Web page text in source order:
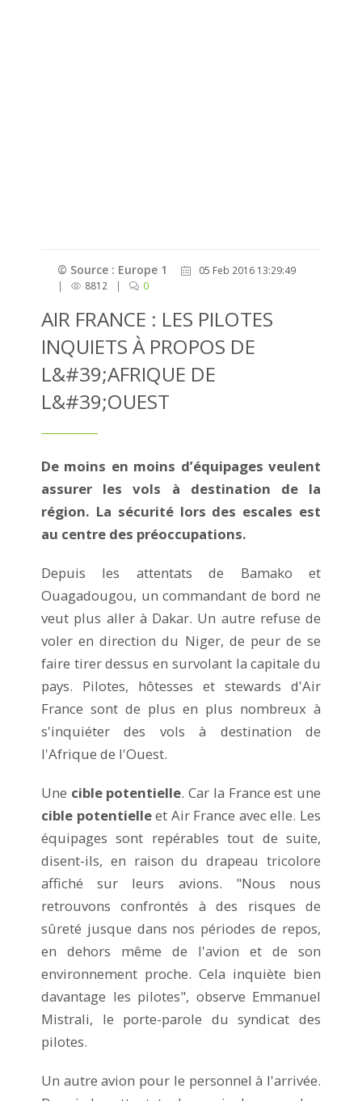
© Source : Europe 1
05 Feb 2016 13:29:49
|
8812 | 0
AIR FRANCE : LES PILOTES
INQUIETS À PROPOS DE
L&#39;AFRIQUE DE
L&#39;OUEST
De moins en moins d’équipages veulent
assurer les vols à destination de la
région. La sécurité lors des escales est
au centre des préoccupations.
Depuis les attentats de Bamako et
Ouagadougou, un commandant de bord ne
veut plus aller à Dakar. Un autre refuse de
voler en direction du Niger, de peur de se
faire tirer dessus en survolant la capitale du
pays. Pilotes, hôtesses et stewards d'Air
France sont de plus en plus nombreux à
s'inquiéter des vols à destination de
l'Afrique de l'Ouest.
Une cible potentielle. Car la France est une
cible potentielleet Air France avec elle. Les
équipages sont repérables tout de suite,
disent-ils, en raison du drapeau tricolore
affiché sur leurs avions. "Nous nous
retrouvons confrontés à des risques de
sûreté jusque dans nos périodes de repos,
en dehors même de l'avion et de son
environnement proche. Cela inquiète bien
davantage les pilotes", observe Emmanuel
Mistrali, le porte-parole du syndicat des
pilotes.
Un autre avion pour le personnel à l'arrivée.